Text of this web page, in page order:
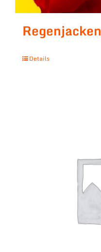
Regenjacken
Details